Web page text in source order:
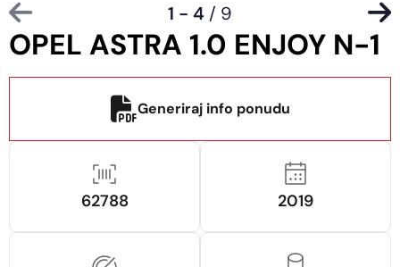
OPEL ASTRA 1.0 ENJOY N-1
1 - 4 / 9
Generiraj info ponudu
62788 2019